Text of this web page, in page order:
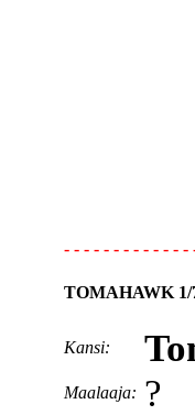
- - - - - - - - - - - - -
TOMAHAWK 1/
Kansi:
Maalaaja: ?